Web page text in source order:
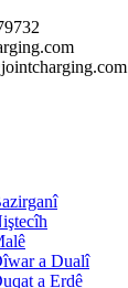
a Dualî
a Erdê